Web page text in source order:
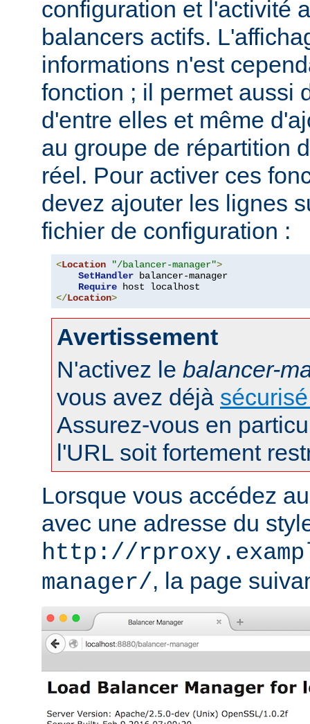
configuration et l'activité
balancers actifs.
informations n'est
fonction ; il permet aussi
d'entre elles et même
au groupe de répartition
réel. Pour activer ces
devez ajouter les lignes
fichier de configuration :
<Location "/balancer-manager">
SetHandler balancer-manager
Require
</Location>
Avertissement
N'activez le balancer-
vous avez déjà
Assurez-vous en
l'URL soit fortement
Lorsque vous accédez
avec une adresse du
http://
manager/, la page